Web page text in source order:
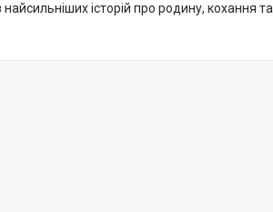
історій про родину, кохання та